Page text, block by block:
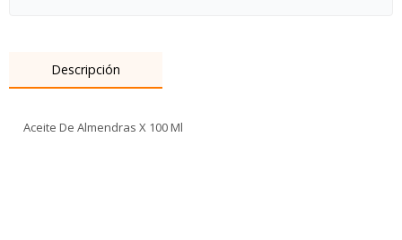
Descripción
Aceite De Almendras X 100 Ml